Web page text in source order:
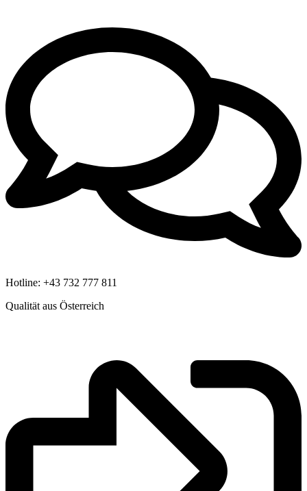
Hotline: +43 732 777 811
Qualität aus Österreich